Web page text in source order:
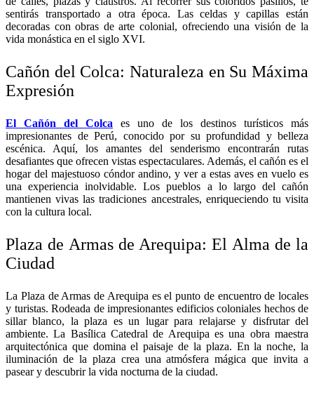
sentirás transportado a otra época. Las celdas y capillas están
decoradas con obras de arte colonial, ofreciendo una visión de la
vida monástica en el siglo XVI.
Cañón del Colca: Naturaleza en Su Máxima
Expresión
El Cañón del Colca es uno de los destinos turísticos más
impresionantes de Perú, conocido por su profundidad y belleza
escénica. Aquí, los amantes del senderismo encontrarán rutas
desafiantes que ofrecen vistas espectaculares. Además, el cañón es el
hogar del majestuoso cóndor andino, y ver a estas aves en vuelo es
una experiencia inolvidable. Los pueblos a lo largo del cañón
mantienen vivas las tradiciones ancestrales, enriqueciendo tu visita
con la cultura local.
Plaza de Armas de Arequipa: El Alma de la
Ciudad
La Plaza de Armas de Arequipa es el punto de encuentro de locales
y turistas. Rodeada de impresionantes edificios coloniales hechos de
sillar blanco, la plaza es un lugar para relajarse y disfrutar del
ambiente. La Basílica Catedral de Arequipa es una obra maestra
arquitectónica que domina el paisaje de la plaza. En la noche, la
iluminación de la plaza crea una atmósfera mágica que invita a
pasear y descubrir la vida nocturna de la ciudad.